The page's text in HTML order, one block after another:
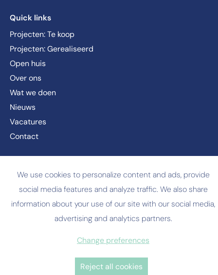
Quick links
Projecten: Te koop
Projecten: Gerealiseerd
Open huis
Over ons
Wat we doen
Nieuws
Vacatures
Contact
© Copyright
2026 RDK
Privacy policy
Cookie policy
Website by Brandle
We use cookies to personalize content and ads, provide
social media features and analyze traffic. We also share
information about your use of our site with our social media,
advertising and analytics partners.
Change preferences
Reject all cookies